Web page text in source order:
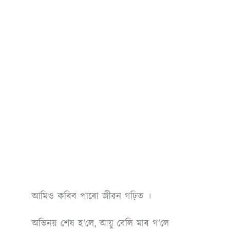
আমিও কৰিব পাৰো জীৱন গঢ়িত ।
অভিনয় শেষ হ’লে, আয়ু বেলি মাৰ গ’লে